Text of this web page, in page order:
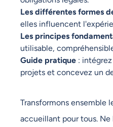
Les différentes formes
elles influencent
Les principes
utilisable,
Guide pratique :
projets et concevez un
Transformons ensemble
accueillant pour tous. Ne